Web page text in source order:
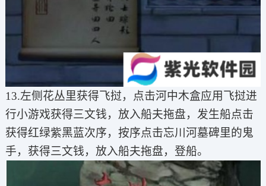
13.左侧花丛里获得飞挝，点击河中木盒应用飞挝进
行小游戏获得三文钱，放入船夫拖盘，发生船点击
获得红绿紫黑蓝次序，按序点击忘川河墓碑里的鬼
手，获得三文钱，放入船夫拖盘，登船。